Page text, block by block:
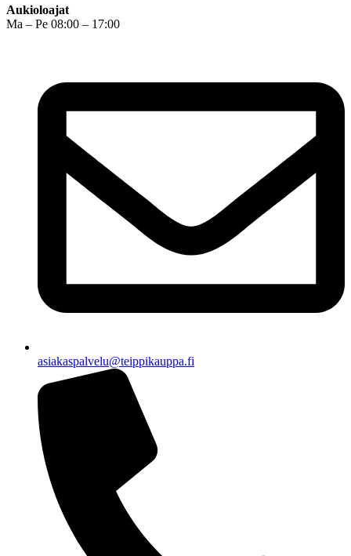
Aukioloajat
Ma – Pe 08:00 – 17:00
asiakaspalvelu@teippikauppa.fi